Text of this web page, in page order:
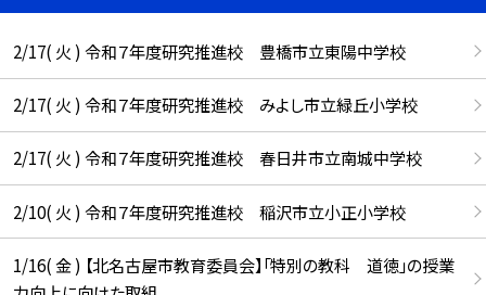
2/17( 火 ) 令和７年度研究推進校 豊橋市立東陽中学校
2/17( 火 ) 令和７年度研究推進校 みよし市立緑丘小学校
2/17( 火 ) 令和７年度研究推進校 春日井市立南城中学校
2/10( 火 ) 令和７年度研究推進校 稲沢市立小正小学校
1/16( 金 ) 【北名古屋市教育委員会】「特別の教科 道徳」の授業